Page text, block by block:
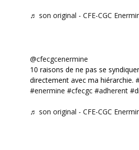
♬ son original - CFE-CGC
@cfecgcenermine
10 raisons de ne pas se
directement avec ma hiérarchie.
#enermine #cfecgc #adherent
♬ son original - CFE-CGC